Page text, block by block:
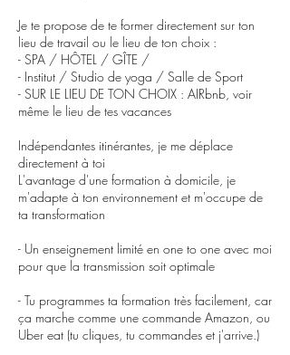
Je te propose de te former directement sur ton
lieu de travail ou le lieu de ton choix :
- SPA / HÔTEL / GÎTE /
- Institut / Studio de yoga / Salle de Sport
- SUR LE LIEU DE TON CHOIX : AIRbnb, voir
même le lieu de tes vacances
Indépendantes itinérantes, je me déplace
directement à toi
L'avantage d'une formation à domicile, je
m'adapte à ton environnement et m'occupe de
ta transformation
- Un enseignement limité en one to one avec moi
pour que la transmission soit optimale
- Tu programmes ta formation très facilement, car
ça marche comme une commande Amazon, ou
Uber eat (tu cliques, tu commandes et j'arrive.)